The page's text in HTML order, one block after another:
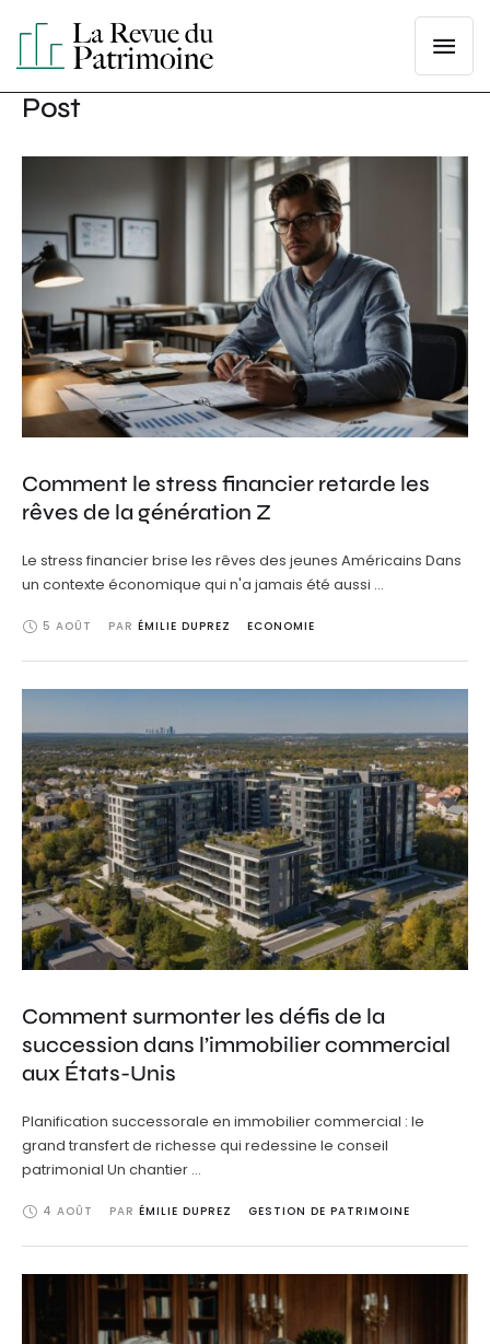
Post
Comment le stress financier retarde les
rêves de la génération Z
Le stress financier brise les rêves des jeunes Américains Dans
un contexte économique qui n'a jamais été aussi …
5 AOÛT PAR ÉMILIE DUPREZ ECONOMIE
Comment surmonter les défis de la
succession dans l’immobilier commercial
aux États-Unis
Planification successorale en immobilier commercial : le
grand transfert de richesse qui redessine le conseil
patrimonial Un chantier …
4 AOÛT PAR ÉMILIE DUPREZ GESTION DE PATRIMOINE